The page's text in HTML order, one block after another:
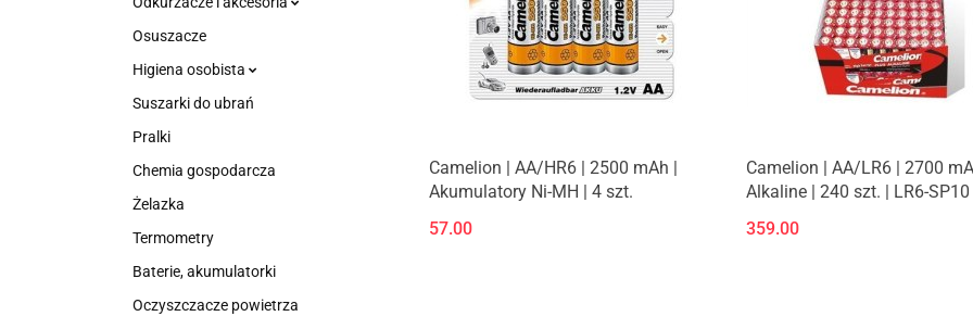
Osuszacze
Higiena osobista
Suszarki do ubrań
Pralki
Chemia gospodarcza
Żelazka
Termometry
Baterie, akumulatorki
Oczyszczacze powietrza
Camelion | AA/HR6 | 2500 mAh |
Akumulatory Ni-MH | 4 szt.
57.00
Camelion | AA/LR6 | 2700
Alkaline | 240 szt. | LR6-SP10
359.00